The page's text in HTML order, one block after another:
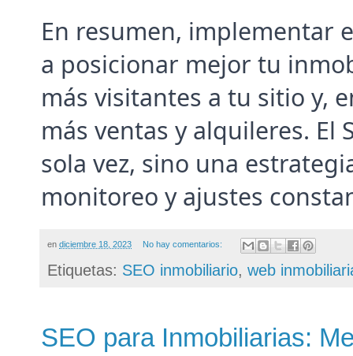
En resumen, implementar
a posicionar mejor tu
más visitantes a tu sitio y,
más ventas y alquileres. El
sola vez, sino una
monitoreo y ajustes
en diciembre 18, 2023 No hay comentarios:
Etiquetas: SEO inmobiliario web
SEO para Inmobiliarias: